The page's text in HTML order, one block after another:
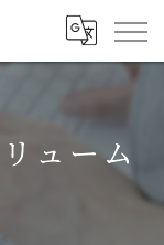
ューム